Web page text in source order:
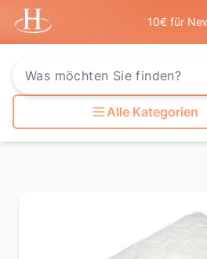
Startseite
10€ für
Alle Kategorien